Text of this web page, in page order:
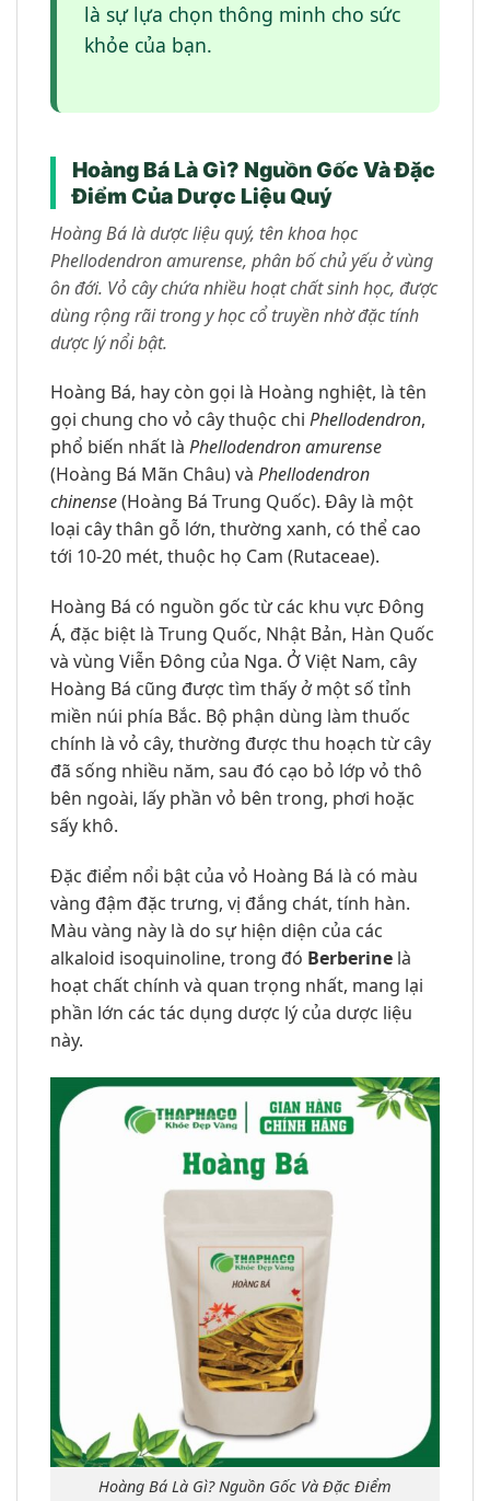
là sự lựa chọn thông minh cho sức
khỏe của bạn.
Hoàng Bá Là Gì? Nguồn Gốc Và Đặc
Điểm Của Dược Liệu Quý
Hoàng Bá là dược liệu quý, tên khoa học
Phellodendron amurense, phân bố chủ yếu ở vùng
ôn đới. Vỏ cây chứa nhiều hoạt chất sinh học, được
dùng rộng rãi trong y học cổ truyền nhờ đặc tính
dược lý nổi bật.
Hoàng Bá, hay còn gọi là Hoàng nghiệt, là tên
gọi chung cho vỏ cây thuộc chi Phellodendron,
phổ biến nhất là Phellodendron amurense
(Hoàng Bá Mãn Châu) và Phellodendron
chinense(Hoàng Bá Trung Quốc). Đây là một
loại cây thân gỗ lớn, thường xanh, có thể cao
tới 10-20 mét, thuộc họ Cam (Rutaceae).
Hoàng Bá có nguồn gốc từ các khu vực Đông
Á, đặc biệt là Trung Quốc, Nhật Bản, Hàn Quốc
và vùng Viễn Đông của Nga. Ở Việt Nam, cây
Hoàng Bá cũng được tìm thấy ở một số tỉnh
miền núi phía Bắc. Bộ phận dùng làm thuốc
chính là vỏ cây, thường được thu hoạch từ cây
đã sống nhiều năm, sau đó cạo bỏ lớp vỏ thô
bên ngoài, lấy phần vỏ bên trong, phơi hoặc
sấy khô.
Đặc điểm nổi bật của vỏ Hoàng Bá là có màu
vàng đậm đặc trưng, vị đắng chát, tính hàn.
Màu vàng này là do sự hiện diện của các
alkaloid isoquinoline, trong đó Berberine là
hoạt chất chính và quan trọng nhất, mang lại
phần lớn các tác dụng dược lý của dược liệu
này.
Hoàng Bá Là Gì? Nguồn Gốc Và Đặc Điểm